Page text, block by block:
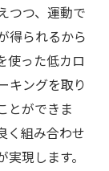
つつ、運動で
得られるから
使った低カロ
キングを取り
とができま
く組み合わせ
現します。